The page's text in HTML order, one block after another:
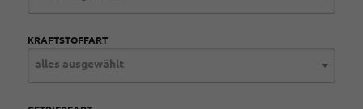
KRAFTSTOFFART
alles ausgewählt